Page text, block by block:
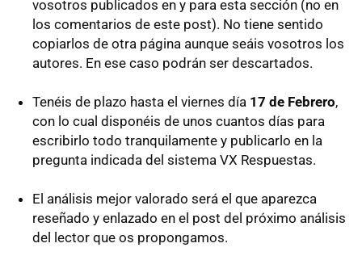
vosotros publicados en y para esta sección (no en
los comentarios de este post). No tiene sentido
copiarlos de otra página aunque seáis vosotros los
autores. En ese caso podrán ser descartados.
Tenéis de plazo hasta el viernes día 17 de Febrero,
con lo cual disponéis de unos cuantos días para
escribirlo todo tranquilamente y publicarlo en la
pregunta indicada del sistema VX Respuestas.
El análisis mejor valorado será el que aparezca
reseñado y enlazado en el post del próximo análisis
del lector que os propongamos.